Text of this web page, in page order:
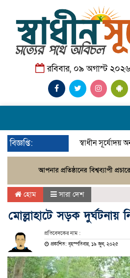
রবিবার, ০৯ অগাস্ট
বিজ্ঞপ্তি: স্বাধীন সূর্যোদয়
হোম সারা দেশ
মোল্লাহাটে সড়ক দুর্ঘটনায়
প্রতিবেদকের নাম :
প্রকাশিত: বৃহস্পতিবার, ১৯ জুন, ২০২৫